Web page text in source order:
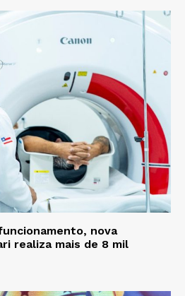
nova
realiza mais de 8 mil